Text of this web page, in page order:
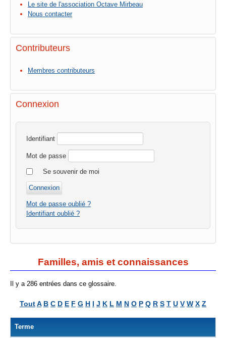
Le site de l'association Octave Mirbeau
Nous contacter
Contributeurs
Membres contributeurs
Connexion
Identifiant
Mot de passe
Se souvenir de moi
Mot de passe oublié ?
Identifiant oublié ?
Familles, amis et connaissances
Il y a 286 entrées dans ce glossaire.
ToutA B C D E F G H I J K L M N O P Q R S T U V W X Z
Terme